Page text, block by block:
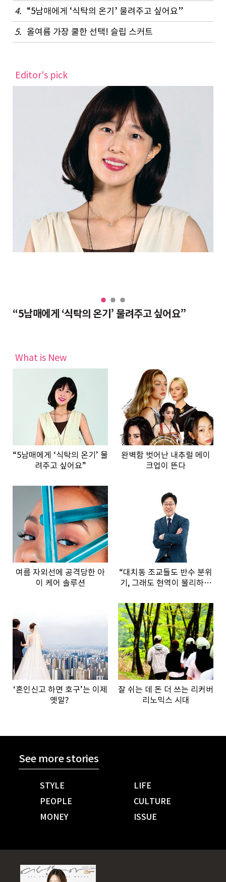
4. “5남매에게 ‘식탁의 온기’ 물려주고 싶어요”
5. 올여름 가장 쿨한 선택! 슬립 스커트
Editor's pick
“5남매에게 ‘식탁의 온기’ 물려주고 싶어요”
What is New
“5남매에게 ‘식탁의 온기’ 물
려주고 싶어요”
완벽함 벗어난 내추럴 메이
크업이 뜬다
여름 자외선에 공격당한 아
이 케어 솔루션
“대치동 조교들도 반수 분위
기, 그래도 현역이 불리하지
‘혼인신고 하면 호구’는 이제
옛말?
잘 쉬는 데 돈 더 쓰는 리커버
리노믹스 시대
See more stories
STYLE
LIFE
PEOPLE
CULTURE
MONEY
ISSUE